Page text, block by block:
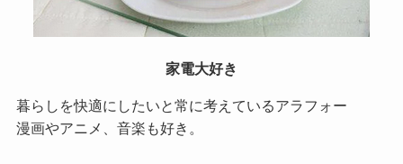
家電大好き
暮らしを快適にしたいと常に考えているアラフォー
漫画やアニメ、音楽も好き。